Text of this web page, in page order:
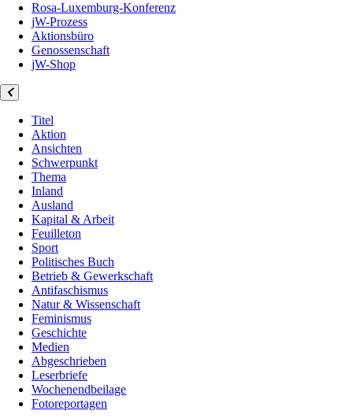
Rosa-Luxemburg-Konferenz
jW-Prozess
Aktionsbüro
Genossenschaft
jW-Shop
Titel
Aktion
Ansichten
Schwerpunkt
Thema
Inland
Ausland
Kapital & Arbeit
Feuilleton
Sport
Politisches Buch
Betrieb & Gewerkschaft
Antifaschismus
Natur & Wissenschaft
Feminismus
Geschichte
Medien
Abgeschrieben
Leserbriefe
Wochenendbeilage
Fotoreportagen